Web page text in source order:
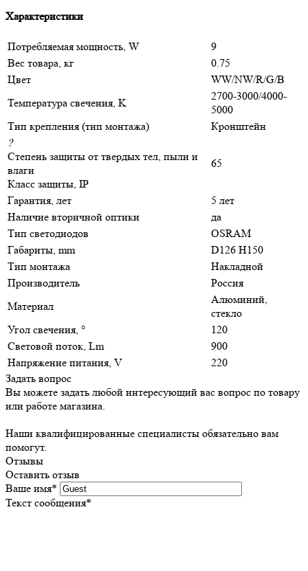
Характеристики
Потребляемая мощность, W
9
Вес товара, кг
0.75
Цвет
WW/NW/R/G/B
Температура свечения, K
2700-3000/4000-
5000
Тип крепления (тип монтажа)
Кронштейн
?
Степень защиты от твердых тел, пыли и
влаги
Класс защиты, IP
65
Гарантия, лет
5 лет
Наличие вторичной оптики
да
Тип светодиодов
OSRAM
Габариты, mm
D126 H150
Тип монтажа
Накладной
Производитель
Россия
Материал
Алюминий,
стекло
Угол свечения, °
120
Световой поток, Lm
900
Напряжение питания, V
220
Задать вопрос
Вы можете задать любой интересующий вас вопрос по товару
или работе магазина.
Наши квалифицированные специалисты обязательно вам
помогут.
Отзывы
Оставить отзыв
Ваше имя*
Текст сообщения*